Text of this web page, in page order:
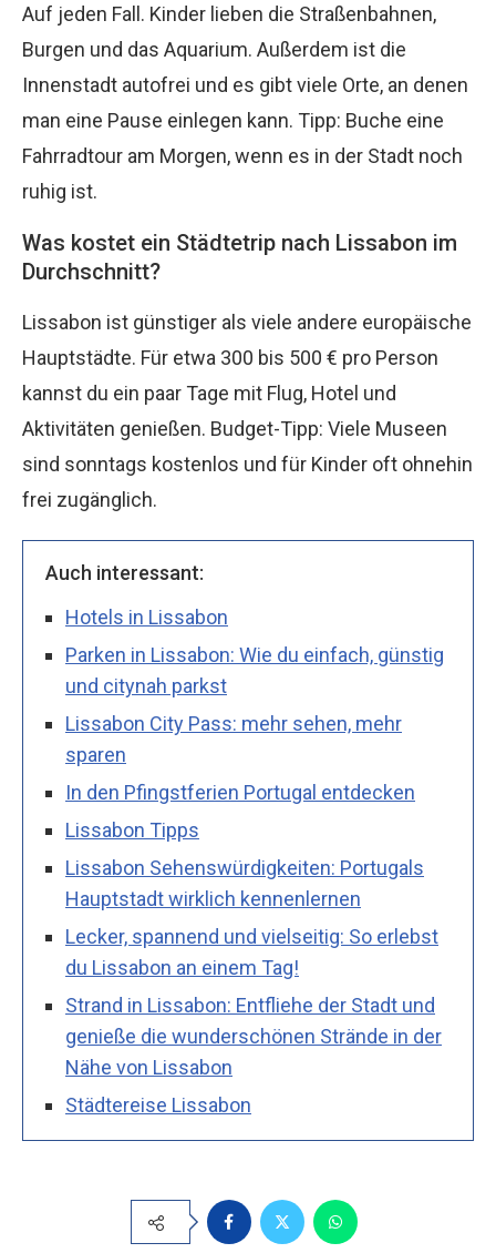
Auf jeden Fall. Kinder lieben die Straßenbahnen,
Burgen und das Aquarium. Außerdem ist die
Innenstadt autofrei und es gibt viele Orte, an denen
man eine Pause einlegen kann. Tipp: Buche eine
Fahrradtour am Morgen, wenn es in der Stadt noch
ruhig ist.
Was kostet ein Städtetrip nach Lissabon im
Durchschnitt?
Lissabon ist günstiger als viele andere europäische
Hauptstädte. Für etwa 300 bis 500 € pro Person
kannst du ein paar Tage mit Flug, Hotel und
Aktivitäten genießen. Budget-Tipp: Viele Museen
sind sonntags kostenlos und für Kinder oft ohnehin
frei zugänglich.
Auch interessant:
Hotels in Lissabon
Parken in Lissabon: Wie du einfach, günstig
und citynah parkst
Lissabon City Pass: mehr sehen, mehr
sparen
In den Pfingstferien Portugal entdecken
Lissabon Tipps
Lissabon Sehenswürdigkeiten: Portugals
Hauptstadt wirklich kennenlernen
Lecker, spannend und vielseitig: So erlebst
du Lissabon an einem Tag!
Strand in Lissabon: Entfliehe der Stadt und
genieße die wunderschönen Strände in der
Nähe von Lissabon
Städtereise Lissabon